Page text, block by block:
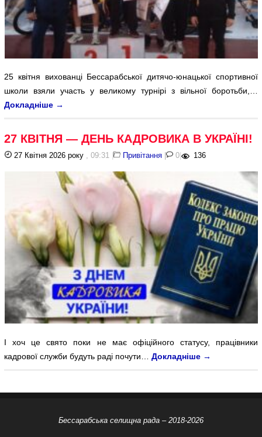
25 квітня вихованці Бессарабської дитячо-юнацької спортивної
школи взяли участь у великому турнірі з вільної боротьби,…
Докладніше →
27 КВІТНЯ — ДЕНЬ КАДРОВИКА В УКРАЇНІ!
27 Квітня 2026 року , 09:31 | Привітання | 0 | 136
І хоч це свято поки не має офіційного статусу, працівники
кадрової служби будуть раді почути…Докладніше →
Бессарабська селищна рада – 2018-2026